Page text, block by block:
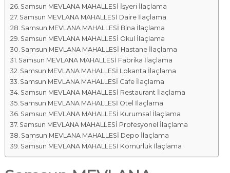
Samsun MEVLANA MAHALLESİ İşyeri İlaçlama
Samsun MEVLANA MAHALLESİ Daire İlaçlama
Samsun MEVLANA MAHALLESİ Bina İlaçlama
Samsun MEVLANA MAHALLESİ Okul İlaçlama
Samsun MEVLANA MAHALLESİ Hastane İlaçlama
Samsun MEVLANA MAHALLESİ Fabrika İlaçlama
Samsun MEVLANA MAHALLESİ Lokanta İlaçlama
Samsun MEVLANA MAHALLESİ Cafe İlaçlama
Samsun MEVLANA MAHALLESİ Restaurant İlaçlama
Samsun MEVLANA MAHALLESİ Otel İlaçlama
Samsun MEVLANA MAHALLESİ Kurumsal İlaçlama
Samsun MEVLANA MAHALLESİ Profesyonel İlaçlama
Samsun MEVLANA MAHALLESİ Depo İlaçlama
Samsun MEVLANA MAHALLESİ Kömürlük İlaçlama